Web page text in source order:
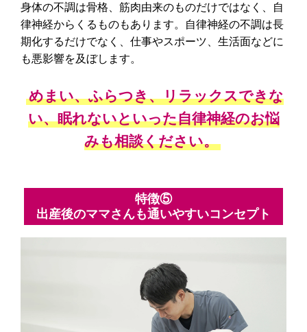
身体の不調は骨格、筋肉由来のものだけではなく、自
律神経からくるものもあります。自律神経の不調は長
期化するだけでなく、仕事やスポーツ、生活面などに
も悪影響を及ぼします。
めまい、ふらつき、リラックスできな
い、眠れないといった自律神経のお悩
みも相談ください。
特徴⑤
出産後のママさんも通いやすいコンセプト